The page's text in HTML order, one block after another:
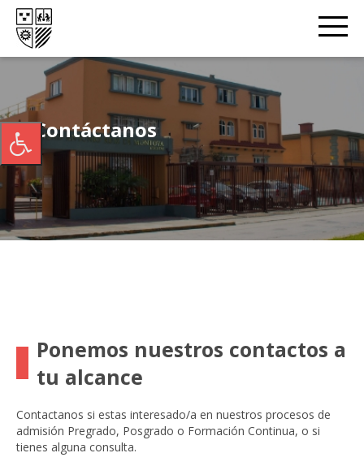
Contáctanos
Ponemos nuestros contactos a
tu alcance
Contactanos si estas interesado/a en nuestros procesos de
admisión Pregrado, Posgrado o Formación Continua, o si
tienes alguna consulta.